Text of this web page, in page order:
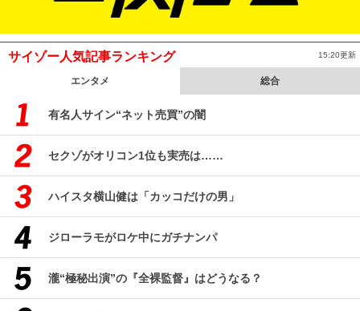
サイゾー人気記事ランキング 15:20更新
エンタメ 総合
有名人サイン“ネット売買”の闇
セクゾがオリコン1位も実売は……
ハイスタ横山健は「カッコだけの男」
ジローラモがロケ中にガチナンパ
瀧“極秘出演”の『全裸監督』はどうなる？